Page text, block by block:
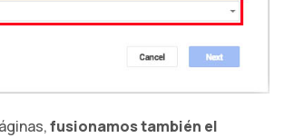
fusionamos también el